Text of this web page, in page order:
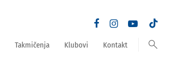
Takmičenja Klubovi Kontakt search